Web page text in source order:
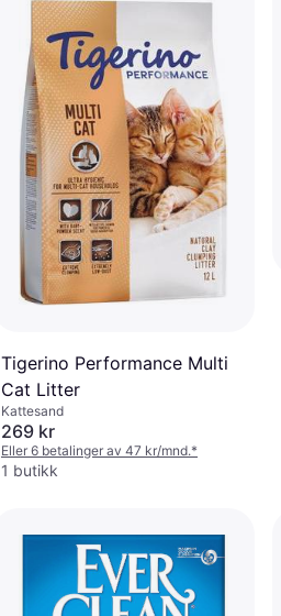
Tigerino Performance Multi
Cat Litter
Kattesand
269 kr
Eller 6 betalinger av 47 kr/mnd.*
1 butikk